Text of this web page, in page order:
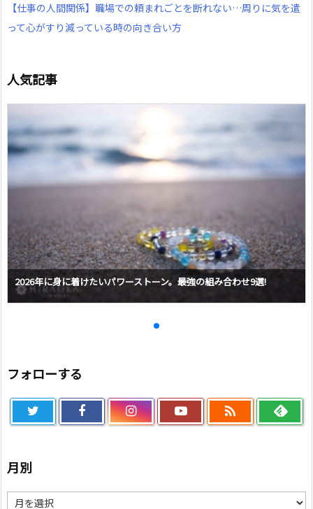
【仕事の人間関係】職場での頼まれごとを断れない…周りに気を遣
って心がすり減っている時の向き合い方
人気記事
2026年に身に着けたいパワーストーン。最強の組み合わせ9選!
フォローする

月別